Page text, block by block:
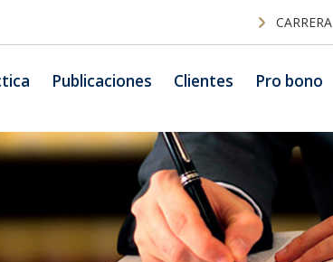
CARRERA
Publicaciones Clientes Pro bono